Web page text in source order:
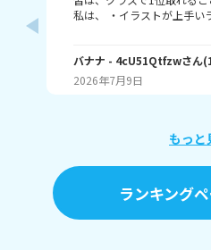
私は、 ・イラストが上手い
ングで1位取れる？ 書いて
ゃね。
バナナ - 4cU51Qtfzwさん(
2026年7月9日
もっと
ランキング